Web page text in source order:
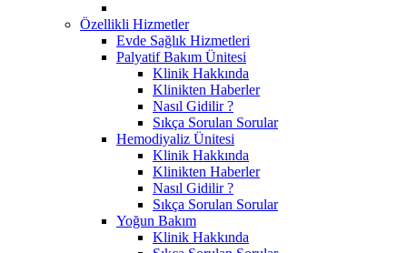
Özellikli Hizmetler
Evde Sağlık Hizmetleri
Palyatif Bakım Ünitesi
Klinik Hakkında
Klinikten Haberler
Nasıl Gidilir ?
Sıkça Sorulan Sorular
Hemodiyaliz Ünitesi
Klinik Hakkında
Klinikten Haberler
Nasıl Gidilir ?
Sıkça Sorulan Sorular
Yoğun Bakım
Klinik Hakkında